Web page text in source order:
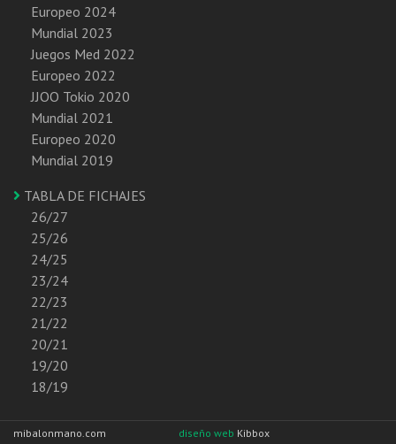
Europeo 2024
Mundial 2023
Juegos Med 2022
Europeo 2022
JJOO Tokio 2020
Mundial 2021
Europeo 2020
Mundial 2019
TABLA DE FICHAJES
26/27
25/26
24/25
23/24
22/23
21/22
20/21
19/20
18/19
mibalonmano.com diseño web Kibbox